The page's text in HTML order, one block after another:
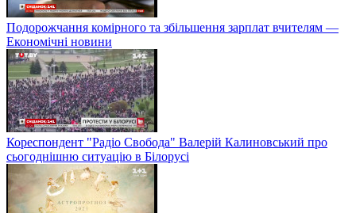
Подорожчання комірного та збільшення зарплат вчителям —
Економічні новини
Кореспондент "Радіо Свобода" Валерій Калиновський про
сьогоднішню ситуацію в Білорусі